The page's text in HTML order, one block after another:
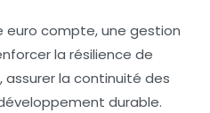
euro compte, une gestion
la résilience de
assurer la continuité des
durable.